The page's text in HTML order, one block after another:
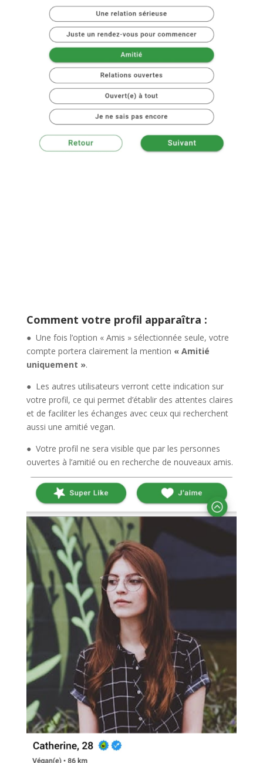
Comment votre profil apparaîtra :
● Une fois l’option « Amis » sélectionnée seule, votre
compte portera clairement la mention « Amitié
uniquement ».
● Les autres utilisateurs verront cette indication sur
votre profil, ce qui permet d’établir des attentes claires
et de faciliter les échanges avec ceux qui recherchent
aussi une amitié vegan.
● Votre profil ne sera visible que par les personnes
ouvertes à l’amitié ou en recherche de nouveaux amis.